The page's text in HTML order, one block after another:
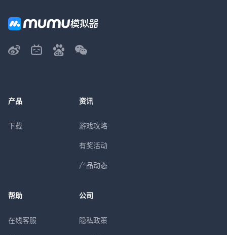
产品
下载
资讯
游戏攻略
有奖活动
产品动态
帮助
在线客服
公司
隐私政策